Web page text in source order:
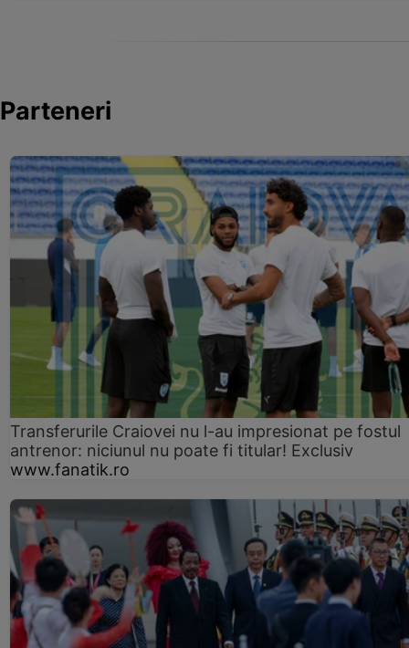
Parteneri
Transferurile Craiovei nu l-au impresionat pe fostul
antrenor: niciunul nu poate fi titular! Exclusiv
www.fanatik.ro